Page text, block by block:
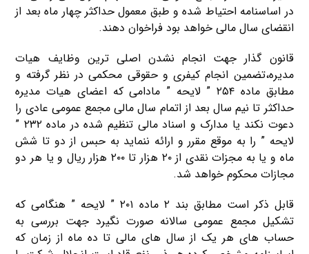
در اساسنامه احتیاط شده و طبق معمول حداکثر چهار ماه بعد از
انقضای سال مالی خواهد بود فراخوان دهند.
قانون گذار جهت انجام نشدن اصلی ترین وظایف هیات
مدیره،تضمین انجام کیفری و حقوقی محکمی در نظر گرفته و
مطابق ماده ۲۵۴ ” لایحه ” مادامی که اعضای هیات مدیره
حداکثر تا نیم سال بعد از اتمام سال مالی مجمع عمومی عادی را
دعوت نکند یا مدارک و اسناد مالی تنظیم شده در ماده ۲۳۲ ”
لایحه ” را به موقع مقرر و ارائه ننماید به حبس از دو تا شش
ماه و یا به مجزات نقدی از ۲۰ هزار تا ۲۰۰ هزار ریال و یا هر دو
مجازات محکوم خواهد شد.
قابل ذکر است مطابق بند ۲ ماده ۲۰۱ ” لایحه ” هنگامی که
تشکیل مجمع عمومی سالانه صورت نگیرد جهت بررسی به
حساب های هر یک از سال های مالی تا ده ماه از زمان که